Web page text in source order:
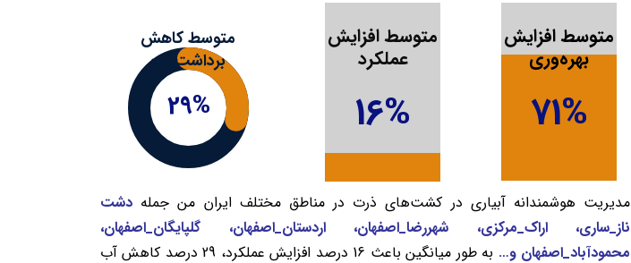
متوسط کاهش
برداشت آب
متوسط افزایش
بهره‌وری
71%
29%
متوسط افزایش
عملکرد
16%
مدیریت هوشمندانه آبیاری در کشت‌های ذرت در مناطق مختلف ایران من جمله دشت
ناز_ساری، اراک_مرکزی، شهررضا_اصفهان، اردستان_اصفهان، گلپایگان_اصفهان،
محمودآباد_اصفهان و…
به طور میانگین باعث 16 درصد افزایش عملکرد، 29 درصد کاهش آب